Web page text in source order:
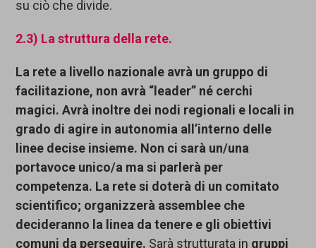
su ciò che divide.
2.3) La struttura della rete.
La rete a livello nazionale avrà un gruppo di
facilitazione, non avrà “ leader” né cerchi
magici. Avrà inoltre dei nodi regionali e locali in
grado di agire in autonomia all’interno delle
linee decise insieme. Non ci sarà un/una
portavoce unico/a ma si parlerà per
competenza. La rete si doterà di un comitato
scientifico; organizzerà assemblee che
decideranno la linea da tenere e gli obiettivi
comuni da perseguire. Sarà strutturata in gruppi